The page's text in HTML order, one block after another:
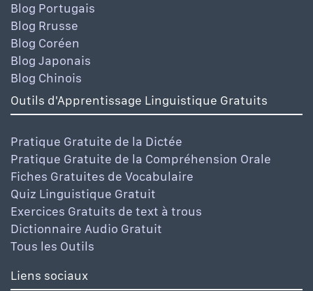
Blog Portugais
Blog Rrusse
Blog Coréen
Blog Japonais
Blog Chinois
Outils d'Apprentissage Linguistique Gratuits
Pratique Gratuite de la Dictée
Pratique Gratuite de la Compréhension Orale
Fiches Gratuites de Vocabulaire
Quiz Linguistique Gratuit
Exercices Gratuits de text à trous
Dictionnaire Audio Gratuit
Tous les Outils
Liens sociaux